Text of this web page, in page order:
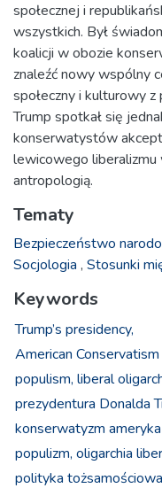
społecznej i
wszystkich. Był
koalicji w obozie
znaleźć nowy wspólny
społeczny i kulturowy
Trump spotkał się
konserwatystów
lewicowego liberalizmu
antropologią.
Tematy
Bezpieczeństwo
Socjologia , Stosunki
Keywords
Trump’s presidency,
American
populism, liberal
prezydentura Donalda
konserwatyzm
populizm, oligarchia
polityka tożsamościowa